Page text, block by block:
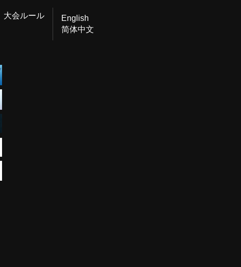
大会ルール
English
简体中文